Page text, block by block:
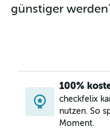
günstiger
100%
checkfelix
nutzen. So
Moment.